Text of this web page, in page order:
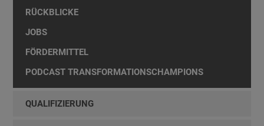
RÜCKBLICKE
JOBS
FÖRDERMITTEL
PODCAST TRANSFORMATIONSCHAMPIONS
QUALIFIZIERUNG